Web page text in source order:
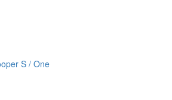
S / One